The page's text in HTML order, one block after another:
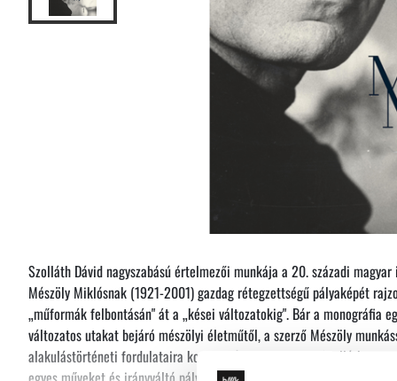
Szolláth Dávid nagyszabású értelmezői munkája a 20. századi
Mészöly Miklósnak (1921-2001) gazdag rétegzettségű pályaképét
„műformák felbontásán" át a „kései változatokig". Bár a monográfia
változatos utakat bejáró mészölyi életműtől, a szerző Mészöly
alakulástörténeti fordulataira koncentrálva mutatja be. Szolláth nem